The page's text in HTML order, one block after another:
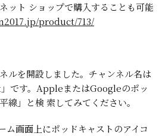
ット ショップで購入することも可能
product/713/
ルを開設しました。チャンネル名は
です。AppleまたはGoogleのポッ
線」と検索してみてください。
画面上にポッドキャストのアイコ